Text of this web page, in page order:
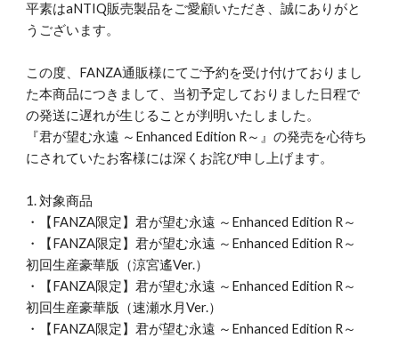
平素はaNTIQ販売製品をご愛顧いただき、誠にありがと
うございます。
この度、FANZA通販様にてご予約を受け付けておりまし
た本商品につきまして、当初予定しておりました日程で
の発送に遅れが生じることが判明いたしました。
『君が望む永遠 ～Enhanced Edition R～』の発売を心待ち
にされていたお客様には深くお詫び申し上げます。
1. 対象商品
・【FANZA限定】君が望む永遠 ～Enhanced Edition R～
・【FANZA限定】君が望む永遠 ～Enhanced Edition R～
初回生産豪華版（涼宮遙Ver.）
・【FANZA限定】君が望む永遠 ～Enhanced Edition R～
初回生産豪華版（速瀬水月Ver.）
・【FANZA限定】君が望む永遠 ～Enhanced Edition R～